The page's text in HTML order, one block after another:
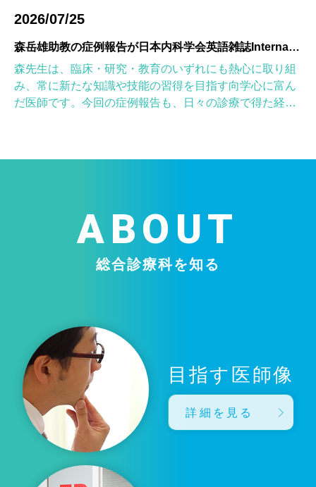
2026/07/25
森岳雄助教の症例報告が日本内科学会英語雑誌Internal Medicineに掲載されました
森先生は、臨床・研究・教育のいずれにも熱心に取り組
み、常に新たな知識や技能の習得を目指す向学心に富ん
だ医師です。今回の症例報告も、日々の診療で得た経験
ABOUT
総合診療科を知る
目指す医師像
詳細を見る